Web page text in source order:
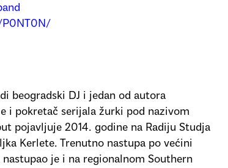
beogradski DJ i jedan od autora
i pokretač serijala žurki pod nazivom
pojavljuje 2014. godine na Radiju Studja
Kerlete. Trenutno nastupa po većini
je i na regionalnom Southern